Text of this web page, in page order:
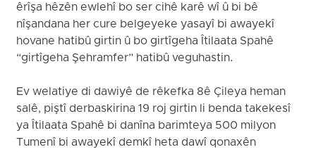
êrîşa hêzên ewlehî bo ser cihê karê wî û bi bê
nîşandana her cure belgeyeke yasayî bi awayekî
hovane hatibû girtin û bo girtîgeha Îtilaata Spahê
“girtîgeha Şehramfer” hatibû veguhastin.
Ev welatiye di dawiyê de rêkefka 8ê Çileya heman
salê, piştî derbaskirina 19 roj girtin li benda takekesî
ya Îtilaata Spahê bi danîna barimteya 500 milyon
Tumenî bi awayekî demkî heta dawî qonaxên